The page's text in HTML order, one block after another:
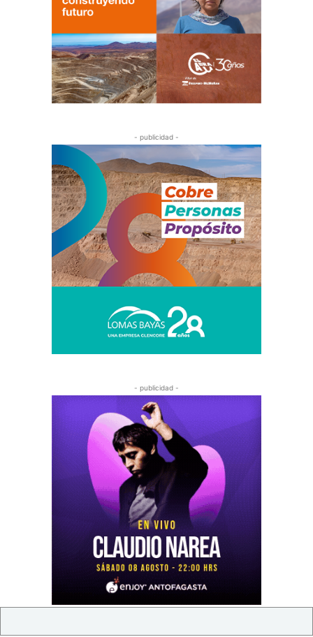
- publicidad -
- publicidad -